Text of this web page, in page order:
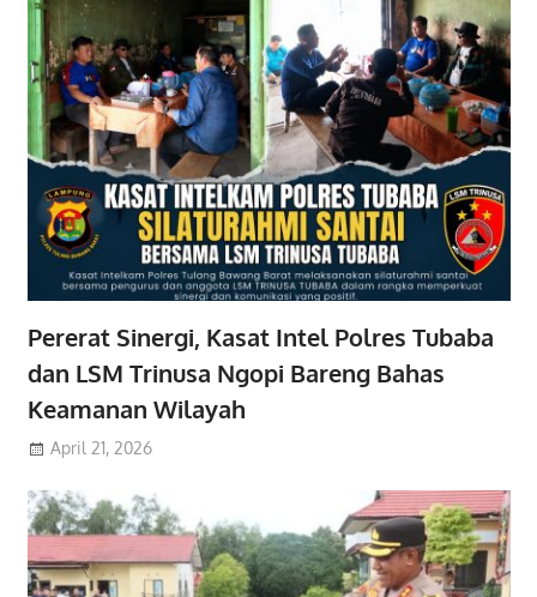
Pererat Sinergi, Kasat Intel Polres Tubaba
dan LSM Trinusa Ngopi Bareng Bahas
Keamanan Wilayah
April 21, 2026